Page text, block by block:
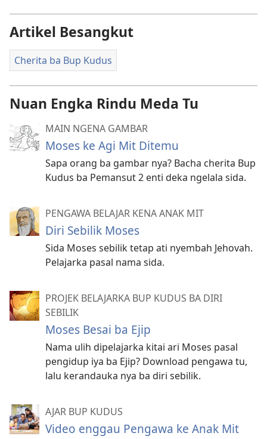
Artikel Besangkut
Cherita ba Bup Kudus
Nuan Engka Rindu Meda Tu
MAIN NGENA GAMBAR
Moses ke Agi Mit Ditemu
Sapa orang ba gambar nya? Bacha cherita Bup
Kudus ba Pemansut 2 enti deka ngelala sida.
PENGAWA BELAJAR KENA ANAK MIT
Diri Sebilik Moses
Sida Moses sebilik tetap ati nyembah Jehovah.
Pelajarka pasal nama sida.
PROJEK BELAJARKA BUP KUDUS BA DIRI
SEBILIK
Moses Besai ba Ejip
Nama ulih dipelajarka kitai ari Moses pasal
pengidup iya ba Ejip? Download pengawa tu,
lalu kerandauka nya ba diri sebilik.
AJAR BUP KUDUS
Video enggau Pengawa ke Anak Mit